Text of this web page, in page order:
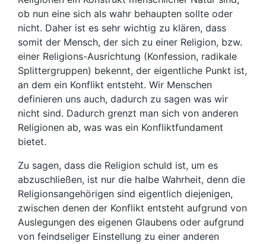
ob nun eine sich als wahr behaupten sollte oder
nicht. Daher ist es sehr wichtig zu klären, dass
somit der Mensch, der sich zu einer Religion, bzw.
einer Religions-Ausrichtung (Konfession, radikale
Splittergruppen) bekennt, der eigentliche Punkt ist,
an dem ein Konflikt entsteht. Wir Menschen
definieren uns auch, dadurch zu sagen was wir
nicht sind. Dadurch grenzt man sich von anderen
Religionen ab, was was ein Konfliktfundament
bietet.
Zu sagen, dass die Religion schuld ist, um es
abzuschließen, ist nur die halbe Wahrheit, denn die
Religionsangehörigen sind eigentlich diejenigen,
zwischen denen der Konflikt entsteht aufgrund von
Auslegungen des eigenen Glaubens oder aufgrund
von feindseliger Einstellung zu einer anderen